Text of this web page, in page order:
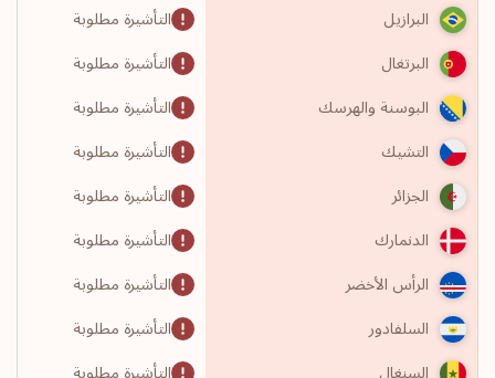
البرازيل
التأشيرة مطلوبة
البرتغال
التأشيرة مطلوبة
البوسنة والهرسك
التأشيرة مطلوبة
التشيك
التأشيرة مطلوبة
الجزائر
التأشيرة مطلوبة
الدنمارك
التأشيرة مطلوبة
الرأس الأخضر
التأشيرة مطلوبة
السلفادور
التأشيرة مطلوبة